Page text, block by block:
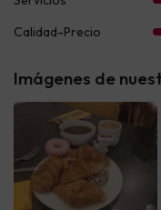
Imágenes de